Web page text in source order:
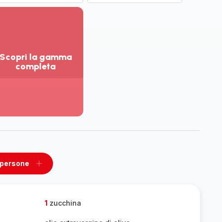
Scopri la gamma
completa
Aggiungi
1 zucchina